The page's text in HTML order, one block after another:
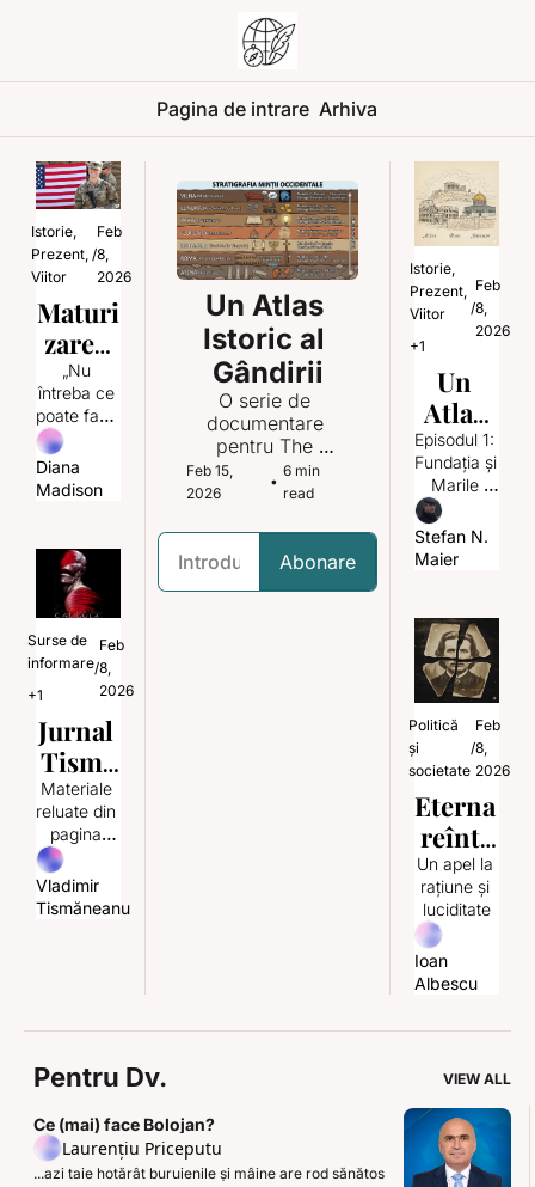
Pagina de intrare Arhiva
Istorie,
Prezent,
Viitor
/
Feb
8,
2026
Maturi
zarea
prin
respon
sabilit
ate:
Lecția
ană
„Nu
întreba ce
poate face
țara ta
pentru
tine,
face tu
pentru țara
ta.”
Diana
Madison
Surse de
informare
+1
/
Feb
8,
2026
Jurnal
Tismă
nean:
Vreme
a
Dispre
țului
Materiale
reluate din
pagina
Facebook
Vladimir
Tismăneanu
Un Atlas
Istoric al
Gândirii
O serie de
documentare
pentru The
International
Organization of
Minds (TIOIM)
Feb 15,
2026
•
6 min
read
Abonare
Istorie,
Prezent,
Viitor
+1
/
Feb
8,
2026
Un
Atlas
Istoric
al
Gândir
ii
Episodul 1:
Fundația și
Marile
Dualități
Stefan N.
Maier
Politică
și
societate
/
Feb
8,
2026
Eterna
reînto
arcere
?
Un apel la
rațiune și
luciditate
Ioan
Albescu
Pentru Dv. VIEW ALL
Ce (mai) face Bolojan?
Laurențiu Priceputu
...azi taie hotărât buruienile și mâine are rod sănătos